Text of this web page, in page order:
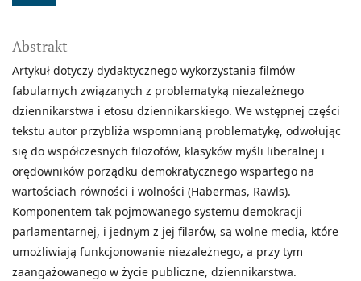
Abstrakt
Artykuł dotyczy dydaktycznego wykorzystania filmów
fabularnych związanych z problematyką niezależnego
dziennikarstwa i etosu dziennikarskiego. We wstępnej części
tekstu autor przybliża wspomnianą problematykę, odwołując
się do współczesnych filozofów, klasyków myśli liberalnej i
orędowników porządku demokratycznego wspartego na
wartościach równości i wolności (Habermas, Rawls).
Komponentem tak pojmowanego systemu demokracji
parlamentarnej, i jednym z jej filarów, są wolne media, które
umożliwiają funkcjonowanie niezależnego, a przy tym
zaangażowanego w życie publiczne, dziennikarstwa.